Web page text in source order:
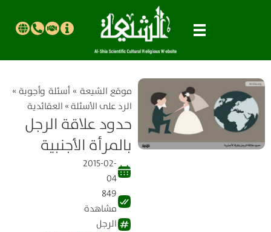
موقع الشیعة »أسئلة وأجوبة»
الرد على الأسئلة» العقائدية
حدود علاقة الرجل
بالمرأة الأجنبية
2015-02-
04
849
مشاهدة
الرجل